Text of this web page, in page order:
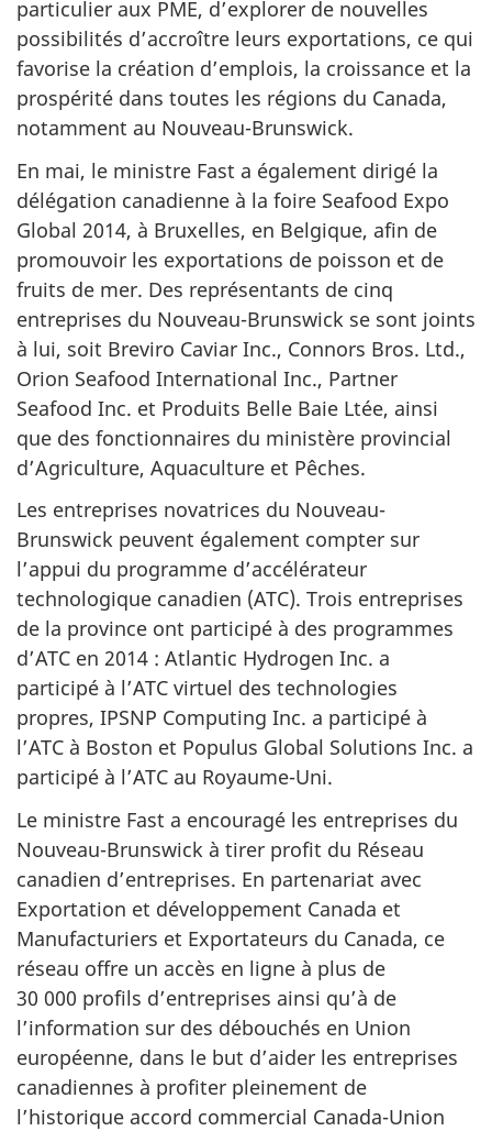
particulier aux PME, d’explorer de nouvelles
possibilités d’accroître leurs exportations, ce qui
favorise la création d’emplois, la croissance et la
prospérité dans toutes les régions du Canada,
notamment au Nouveau-Brunswick.
En mai, le ministre Fast a également dirigé la
délégation canadienne à la foire Seafood Expo
Global 2014, à Bruxelles, en Belgique, afin de
promouvoir les exportations de poisson et de
fruits de mer. Des représentants de cinq
entreprises du Nouveau-Brunswick se sont joints
à lui, soit Breviro Caviar Inc., Connors Bros. Ltd.,
Orion Seafood International Inc., Partner
Seafood Inc. et Produits Belle Baie Ltée, ainsi
que des fonctionnaires du ministère provincial
d’Agriculture, Aquaculture et Pêches.
Les entreprises novatrices du Nouveau-
Brunswick peuvent également compter sur
l’appui du programme d’accélérateur
technologique canadien (ATC). Trois entreprises
de la province ont participé à des programmes
d’ATC en 2014 : Atlantic Hydrogen Inc. a
participé à l’ATC virtuel des technologies
propres, IPSNP Computing Inc. a participé à
l’ATC à Boston et Populus Global Solutions Inc. a
participé à l’ATC au Royaume-Uni.
Le ministre Fast a encouragé les entreprises du
Nouveau-Brunswick à tirer profit du Réseau
canadien d’entreprises. En partenariat avec
Exportation et développement Canada et
Manufacturiers et Exportateurs du Canada, ce
réseau offre un accès en ligne à plus de
30 000 profils d’entreprises ainsi qu’à de
l’information sur des débouchés en Union
européenne, dans le but d’aider les entreprises
canadiennes à profiter pleinement de
l’historique accord commercial Canada-Union